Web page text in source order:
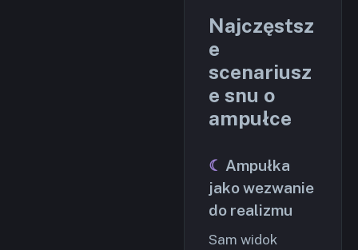
Najczęstsz
e
scenariusz
e snu o
ampułce
Ampułka
jako wezwanie
do realizmu
Sam widok